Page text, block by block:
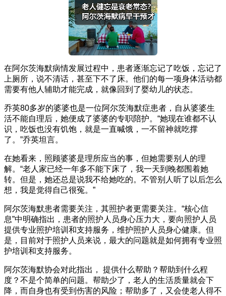
在阿尔茨海默病情发展过程中，患者逐渐忘记了吃饭，忘记了
上厕所，说不清话，甚至下不了床。他们的每一项身体活动都
需要有他人辅助才能完成，就像回到了婴幼儿的状态。
乔英80多岁的婆婆也是一位阿尔茨海默症患者，自从婆婆生
活不能自理后，她便成了婆婆的专职陪护。“她现在谁都不认
识，吃饭也没有饥饱，就是一直喊饿，一不留神就吃撑
了。”乔英坦言。
在她看来，照顾婆婆是理所应当的事，但她需要别人的理
解。“老人家已经一年多不能下床了，我一天到晚都围着她
转。但是，她还总是说我不给她吃的。不管别人听了以后怎么
想，我是觉得自己很冤。”
阿尔茨海默患者需要关注，其照护者更需要关注。“核心信
息”中明确指出，患者的照护人员身心压力大，要向照护人员
提供专业照护培训和支持服务，维护照护人员身心健康。但
是，目前对于照护人员来说，最大的问题就是如何拥有专业照
护培训和支持服务。
阿尔茨海默协会对此指出， 提供什么帮助？帮助到什么程
度？不是个简单的问题。帮助少了，老人的生活质量就会下
降，而自身也有受到伤害的风险；帮助多了，又会使老人得不